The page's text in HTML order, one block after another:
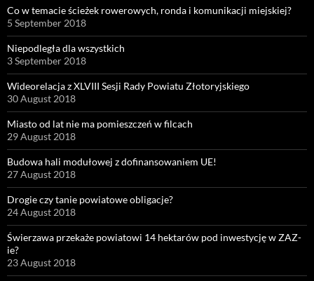
Co w temacie ścieżek rowerowych, ronda i komunikacji miejskiej?
5 September 2018
Niepodległa dla wszystkich
3 September 2018
Wideorelacja z XLVIII Sesji Rady Powiatu Złotoryjskiego
30 August 2018
Miasto od lat nie ma pomieszczeń w filcach
29 August 2018
Budowa hali modułowej z dofinansowaniem UE!
27 August 2018
Drogie czy tanie powiatowe obligacje?
24 August 2018
Świerzawa przekaże powiatowi 14 hektarów pod inwestycję w ZAZ-
ie?
23 August 2018